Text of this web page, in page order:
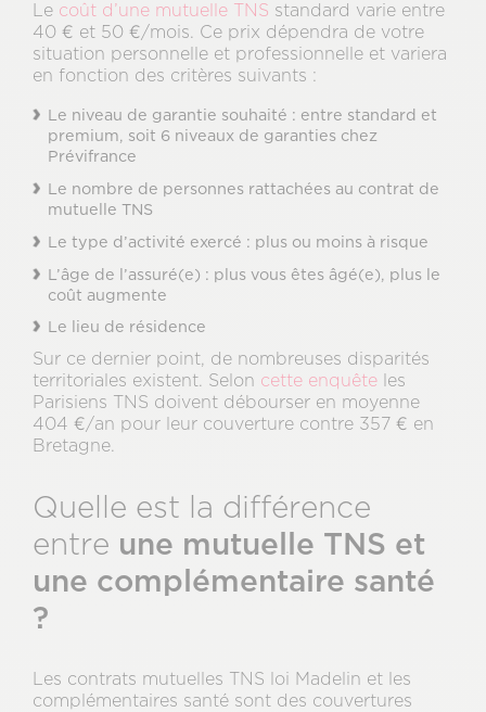
Le coût d’une mutuelle TNS standard varie entre
40 € et 50 €/mois. Ce prix dépendra de votre
situation personnelle et professionnelle et variera
en fonction des critères suivants :
Le niveau de garantie souhaité : entre standard et
premium, soit 6 niveaux de garanties chez
Prévifrance
Le nombre de personnes rattachées au contrat de
mutuelle TNS
Le type d’activité exercé : plus ou moins à risque
L’âge de l’assuré(e) : plus vous êtes âgé(e), plus le
coût augmente
Le lieu de résidence
Sur ce dernier point, de nombreuses disparités
territoriales existent. Selon cette enquête les
Parisiens TNS doivent débourser en moyenne
404 €/an pour leur couverture contre 357 € en
Bretagne.
Quelle est la différence
entre une mutuelle TNS et
une complémentaire santé
?
Les contrats mutuelles TNS loi Madelin et les
complémentaires santé sont des couvertures